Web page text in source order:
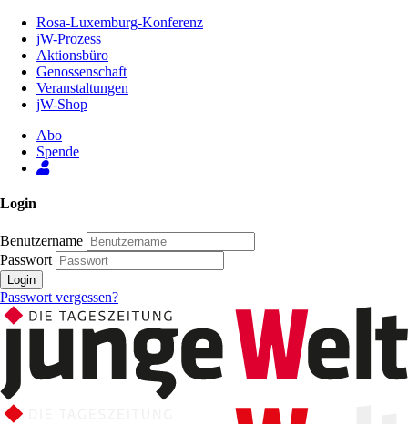
Inhalt
Seite
Rosa-Luxemburg-Konferenz
jW-Prozess
Aktionsbüro
Genossenschaft
Veranstaltungen
jW-Shop
Abo
Spende
Login
Benutzername
Passwort
Login
Passwort vergessen?